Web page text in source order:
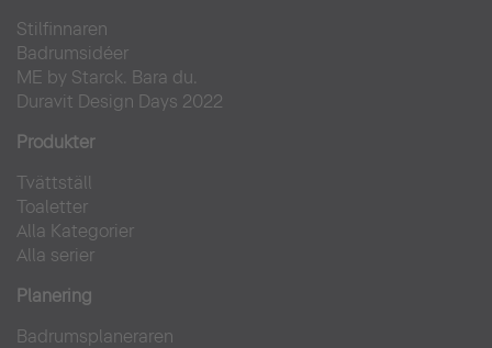
Stilfinnaren
Badrumsidéer
ME by Starck. Bara du.
Duravit Design Days 2022
Produkter
Tvättställ
Toaletter
Alla Kategorier
Alla serier
Planering
Badrumsplaneraren